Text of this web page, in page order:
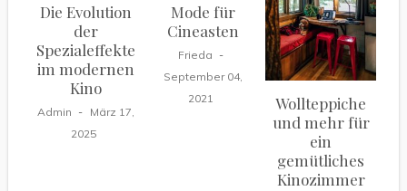
Die Evolution
der
Spezialeffekte
im modernen
Kino
Admin
März 17,
2025
Mode für
Cineasten
Frieda
September 04,
2021
Wollteppiche
und mehr für
ein
gemütliches
Kinozimmer